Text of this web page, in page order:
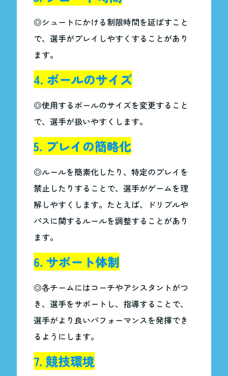
◎シュートにかける制限時間を延ばすこと
で、選手がプレイしやすくすることがあり
ます。
4. ボールのサイズ
◎使用するボールのサイズを変更すること
で、選手が扱いやすくします。
5. プレイの簡略化
◎ルールを簡素化したり、特定のプレイを
禁止したりすることで、選手がゲームを理
解しやすくします。たとえば、ドリブルや
パスに関するルールを調整することがあり
ます。
6. サポート体制
◎各チームにはコーチやアシスタントがつ
き、選手をサポートし、指導することで、
選手がより良いパフォーマンスを発揮でき
るようにします。
7. 競技環境